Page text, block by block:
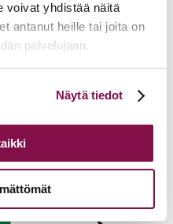
voivat yhdistää näitä
antanut heille tai joita on
palvelujaan.
linkistä.
Näytä tiedot